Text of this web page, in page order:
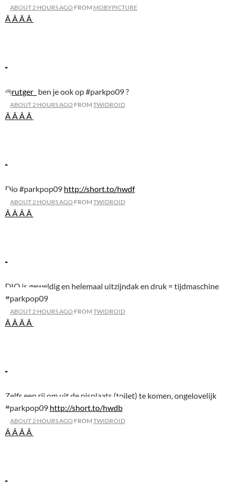
ABOUT 2 HOURS AGO FROM MOBYPICTURE
Â ÂÂ Â
@rutger_ ben je ook op #parkpo09 ?
ABOUT 2 HOURS AGO FROM TWIDROID
Â ÂÂ Â
Dio #parkpop09 http://short.to/hwdf
ABOUT 2 HOURS AGO FROM TWIDROID
Â ÂÂ Â
DIO is geweldig en helemaal uitzijndak en druk = tijdmaschine
#parkpop09
ABOUT 2 HOURS AGO FROM TWIDROID
Â ÂÂ Â
Zelfs een rij om uit de pisplaats (toilet) te komen, ongelovelijk
#parkpop09 http://short.to/hwdb
ABOUT 2 HOURS AGO FROM TWIDROID
Â ÂÂ Â